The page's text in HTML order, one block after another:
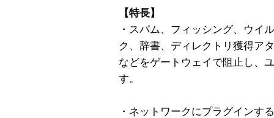
【特長】
・スパム、フィッシング、ウイ
ク、辞書、ディレクトリ獲得ア
などをゲートウェイで阻止し、
す。
・ネットワークにプラグインす